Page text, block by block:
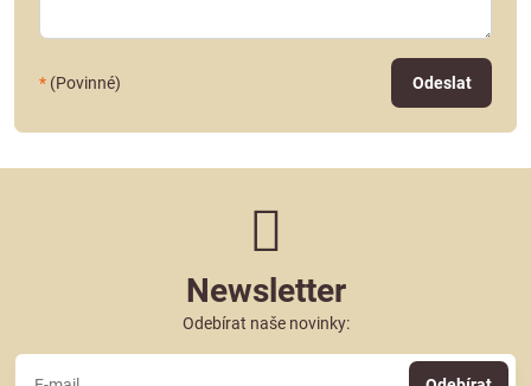
* (Povinné) Odeslat
Newsletter
Odebírat naše novinky: